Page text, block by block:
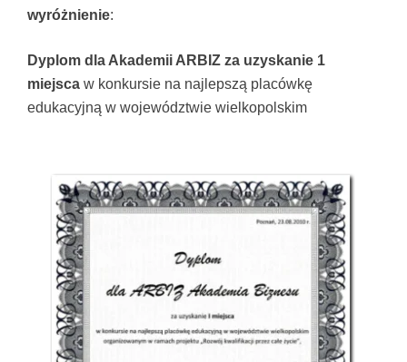
wyróżnienie:
Dyplom dla Akademii ARBIZ za uzyskanie 1
miejsca w konkursie na najlepszą placówkę
edukacyjną w województwie wielkopolskim